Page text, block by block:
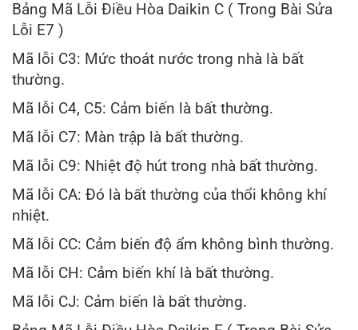
Bảng Mã Lỗi Điều Hòa Daikin C ( Trong Bài Sửa
Lỗi E7 )
Mã lỗi C3: Mức thoát nước trong nhà là bất
thường.
Mã lỗi C4, C5: Cảm biến là bất thường.
Mã lỗi C7: Màn trập là bất thường.
Mã lỗi C9: Nhiệt độ hút trong nhà bất thường.
Mã lỗi CA: Đó là bất thường của thổi không khí
nhiệt.
Mã lỗi CC: Cảm biến độ ẩm không bình thường.
Mã lỗi CH: Cảm biến khí là bất thường.
Mã lỗi CJ: Cảm biến là bất thường.